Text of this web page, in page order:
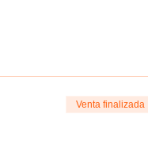
Venta finalizada